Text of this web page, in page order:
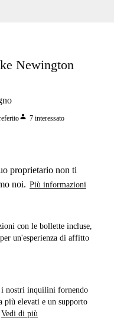
Newington
person 7 interessato
proprietario non ti
noi. Più informazioni
con le bollette incluse,
un'esperienza di affitto
i nostri inquilini fornendo
più elevati e un supporto
Vedi di più